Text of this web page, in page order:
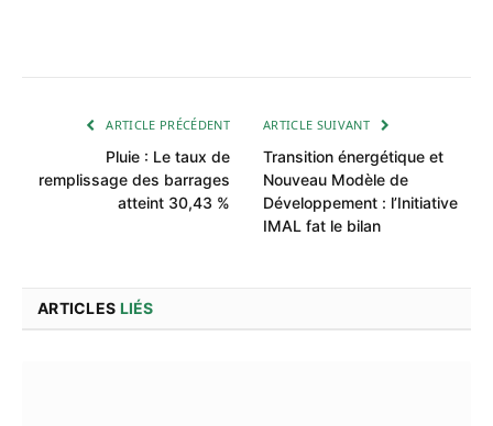
ARTICLE PRÉCÉDENT
Pluie : Le taux de
remplissage des barrages
atteint 30,43 %
ARTICLE SUIVANT
Transition énergétique et
Nouveau Modèle de
Développement : l’Initiative
IMAL fat le bilan
ARTICLES LIÉS